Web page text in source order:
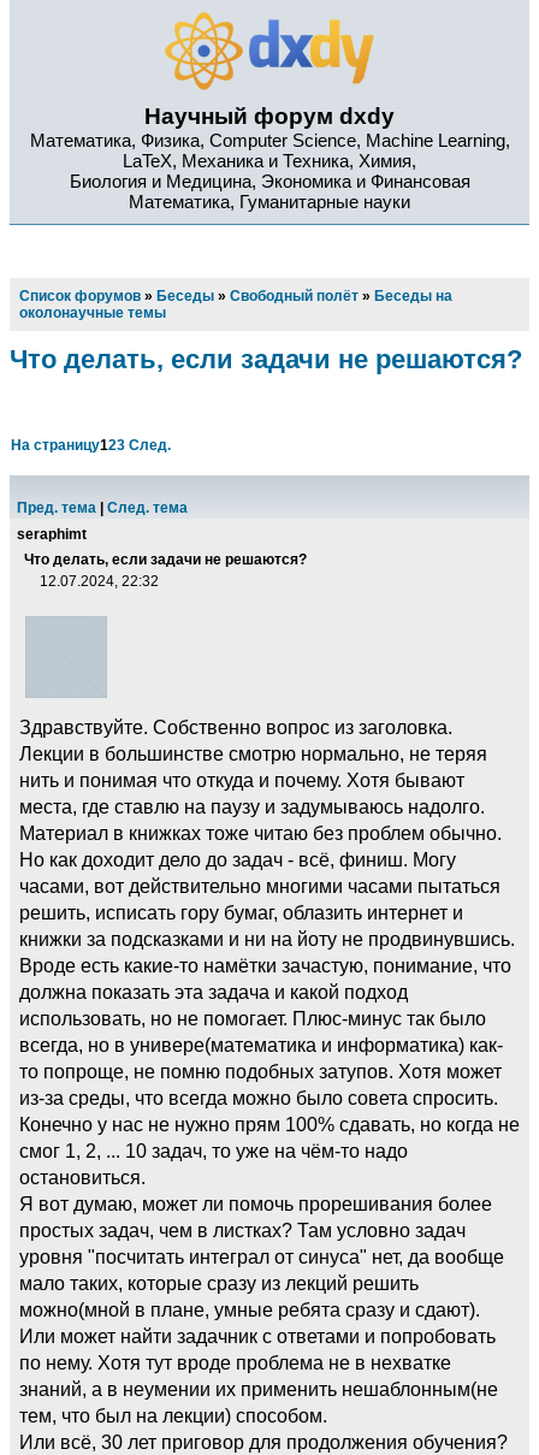
Научный форум dxdy
Математика, Физика, Computer Science, Machine Learning,
LaTeX, Механика и Техника, Химия,
Биология и Медицина, Экономика и Финансовая
Математика, Гуманитарные науки
Список форумов » Беседы » Свободный полёт » Беседы на
околонаучные темы
Что делать, если задачи не решаются?
На страницу123 След.
Пред. тема
След. тема
seraphimt
Что делать, если задачи не решаются?
12.07.2024, 22:32
Здравствуйте. Собственно вопрос из заголовка.
Лекции в большинстве смотрю нормально, не теряя
нить и понимая что откуда и почему. Хотя бывают
места, где ставлю на паузу и задумываюсь надолго.
Материал в книжках тоже читаю без проблем обычно.
Но как доходит дело до задач - всё, финиш. Могу
часами, вот действительно многими часами пытаться
решить, исписать гору бумаг, облазить интернет и
книжки за подсказками и ни на йоту не продвинувшись.
Вроде есть какие-то намётки зачастую, понимание, что
должна показать эта задача и какой подход
использовать, но не помогает. Плюс-минус так было
всегда, но в универе(математика и информатика) как-
то попроще, не помню подобных затупов. Хотя может
из-за среды, что всегда можно было совета спросить.
Конечно у нас не нужно прям 100% сдавать, но когда не
смог 1, 2, ... 10 задач, то уже на чём-то надо
остановиться.
Я вот думаю, может ли помочь прорешивания более
простых задач, чем в листках? Там условно задач
уровня "посчитать интеграл от синуса" нет, да вообще
мало таких, которые сразу из лекций решить
можно(мной в плане, умные ребята сразу и сдают).
Или может найти задачник с ответами и попробовать
по нему. Хотя тут вроде проблема не в нехватке
знаний, а в неумении их применить нешаблонным(не
тем, что был на лекции) способом.
Или всё, 30 лет приговор для продолжения обучения?